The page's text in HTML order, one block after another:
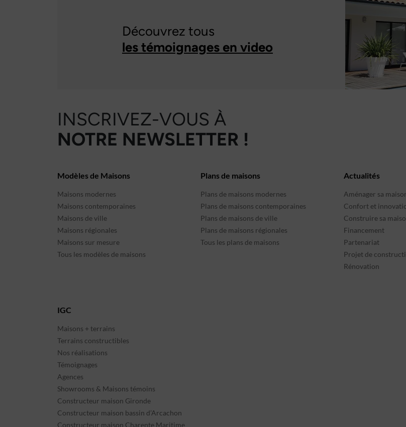
Découvrez tous
les témoignages en video
INSCRIVEZ-VOUS À
NOTRE NEWSLETTER !
Modèles de Maisons
Maisons modernes
Maisons contemporaines
Maisons de ville
Maisons régionales
Maisons sur mesure
Tous les modèles de maisons
Plans de maisons
Plans de maisons modernes
Plans de maisons contemporaines
Plans de maisons de ville
Plans de maisons régionales
Tous les plans de maisons
Actualités
Aménager sa
Confort et
Construire sa
Financement
Partenariat
Projet de
Rénovation
IGC
Maisons + terrains
Terrains constructibles
Nos réalisations
Témoignages
Agences
Showrooms & Maisons témoins
Constructeur maison Gironde
Constructeur maison bassin d’Arcachon
Constructeur maison Charente Maritime